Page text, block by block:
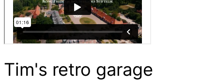
Tim's retro garage